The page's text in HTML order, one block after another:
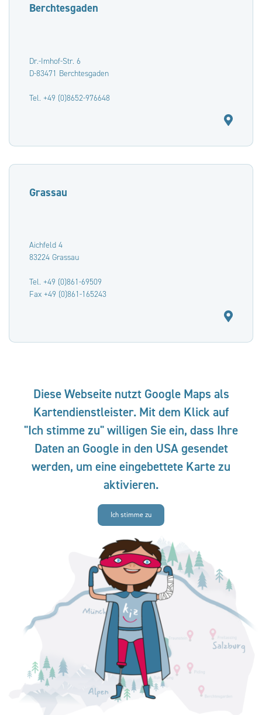
Berchtesgaden
Dr.-Imhof-Str. 6
D-83471 Berchtesgaden
Tel. +49 (0)8652-976648
Grassau
Aichfeld 4
83224 Grassau
Tel. +49 (0)861-69509
Fax +49 (0)861-165243
Diese Webseite nutzt Google Maps als
Kartendienstleister. Mit dem Klick auf
"Ich stimme zu" willigen Sie ein, dass Ihre
Daten an Google in den USA gesendet
werden, um eine eingebettete Karte zu
aktivieren.
Ich stimme zu